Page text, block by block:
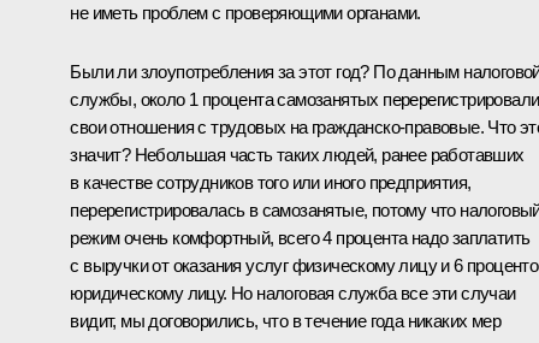
не иметь проблем с проверяющими органами.
Были ли злоупотребления за этот год? По данным
службы, около 1 процента самозанятых перерегистрировали
свои отношения с трудовых на гражданско-правовые. Что
значит? Небольшая часть таких людей, ранее работавших
в качестве сотрудников того или иного предприятия,
перерегистрировалась в самозанятые, потому что
режим очень комфортный, всего 4 процента надо заплатить
с выручки от оказания услуг физическому лицу и 6
юридическому лицу. Но налоговая служба все эти случаи
видит, мы договорились, что в течение года никаких мер